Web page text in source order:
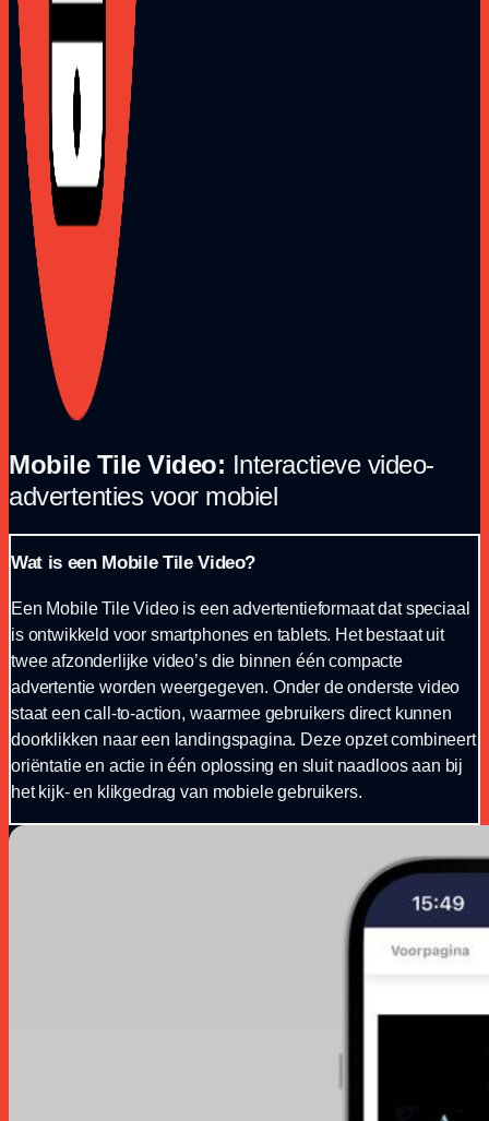
Mobile Tile Video: Interactieve video-
advertenties voor mobiel
Wat is een Mobile Tile Video?
Een Mobile Tile Video is een advertentieformaat dat speciaal
is ontwikkeld voor smartphones en tablets. Het bestaat uit
twee afzonderlijke video’s die binnen één compacte
advertentie worden weergegeven. Onder de onderste video
staat een call-to-action, waarmee gebruikers direct kunnen
doorklikken naar een landingspagina. Deze opzet combineert
oriëntatie en actie in één oplossing en sluit naadloos aan bij
het kijk- en klikgedrag van mobiele gebruikers.